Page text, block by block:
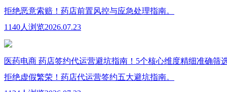
拒绝恶意索赔！药店前置风控与应急处理指南。
1140人浏览2026.07.23
医药电商 药店签约代运营避坑指南！5个核心维度精细准确筛
拒绝虚假繁荣！药店代运营签约五大避坑指南。